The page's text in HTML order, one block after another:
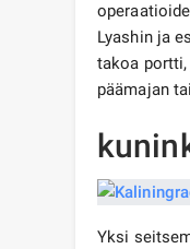
Lyashin ja
takoa
päämajan
Yksi